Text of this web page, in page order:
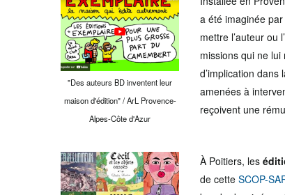
"Des auteurs BD inventent leur
maison d'édition" / ArL Provence-
Alpes-Côte d'Azur
a été imaginée
mettre l’auteur
missions qui ne
d’implication
amenées à
reçoivent une
À Poitiers, les
de cette SCOP-